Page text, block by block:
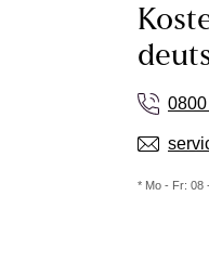
* Mo - Fr: 08